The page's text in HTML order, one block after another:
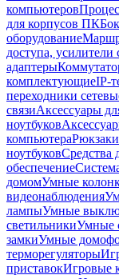
компьютеров
для корпусов ПК
оборудование
доступа, усилители
адаптеры
комплектующиеIP-
переходники
связиАксессуары
ноутбуков
компьютера
ноутбуковСредства
обеспечение
домомУмные
видеонаблюдения
лампыУмные
светильникиУмные
замкиУмные
терморегуляторы
приставокИгровые